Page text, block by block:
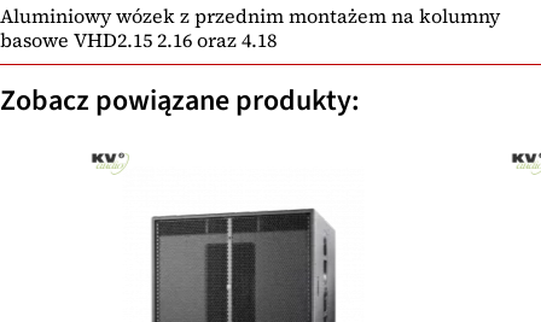
Aluminiowy wózek z przednim montażem na kolumny
basowe VHD2.15 2.16 oraz 4.18
Zobacz powiązane produkty: